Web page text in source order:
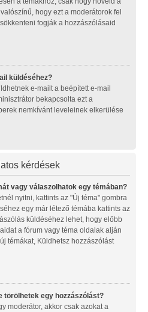
hogy ezt a moderátorok fel
fogják a hozzászólásaid
küldéséhez?
e-mailt a beépített e-mail
bekapcsolta ezt a
nemkívánt leveleinek elkerülése
kérdések
vagy válaszolhatok egy témában?
nyitni, kattints az "Új téma" gombra
egy már létező témába kattints az
küldéséhez lehet, hogy előbb
a fórum vagy téma oldalak alján
témákat, Küldhetsz hozzászólást
törölhetek egy hozzászólást?
moderátor, akkor csak azokat a